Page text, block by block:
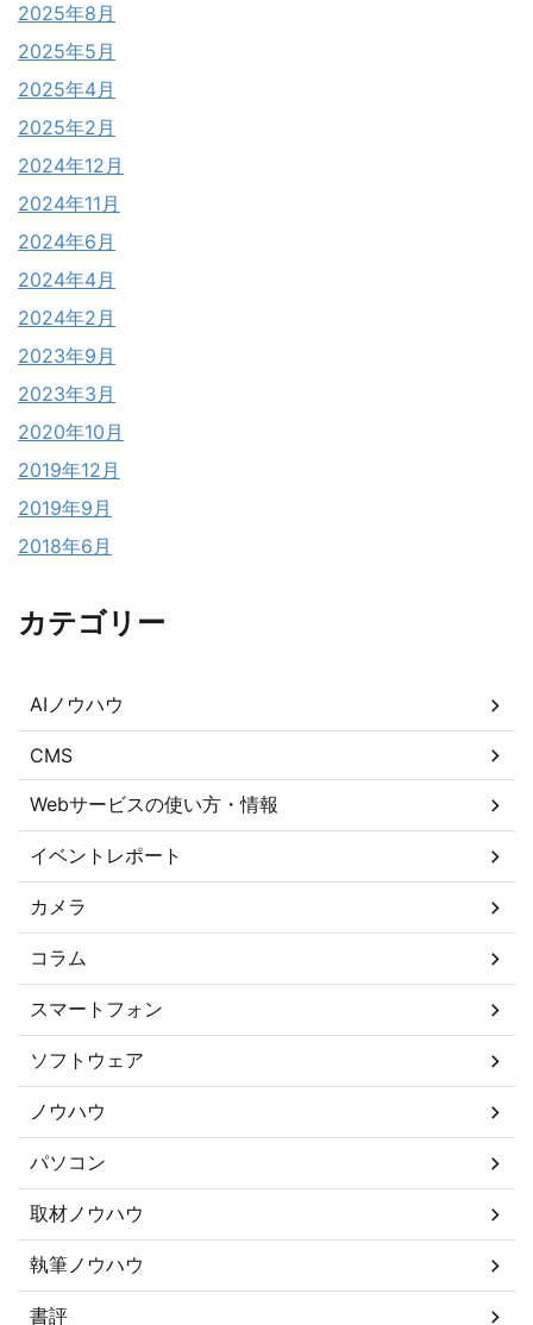
2025年8月
2025年5月
2025年4月
2025年2月
2024年12月
2024年11月
2024年6月
2024年4月
2024年2月
2023年9月
2023年3月
2020年10月
2019年12月
2019年9月
2018年6月
カテゴリー
AIノウハウ
CMS
Webサービスの使い方・情報
イベントレポート
カメラ
コラム
スマートフォン
ソフトウェア
ノウハウ
パソコン
取材ノウハウ
執筆ノウハウ
書評